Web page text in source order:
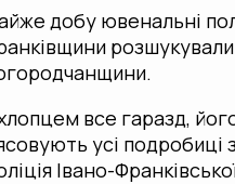
добу ювенальні
все гаразд,
усі
Івано-